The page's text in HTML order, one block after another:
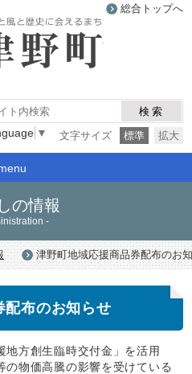
総合トップへ
検索
文字サイズ
標準 拡大
▼
の情報
-
津野町地域応援商品券配布のお
配布のお知らせ
方創生臨時交付金」を活用
の物価高騰の影響を受けている